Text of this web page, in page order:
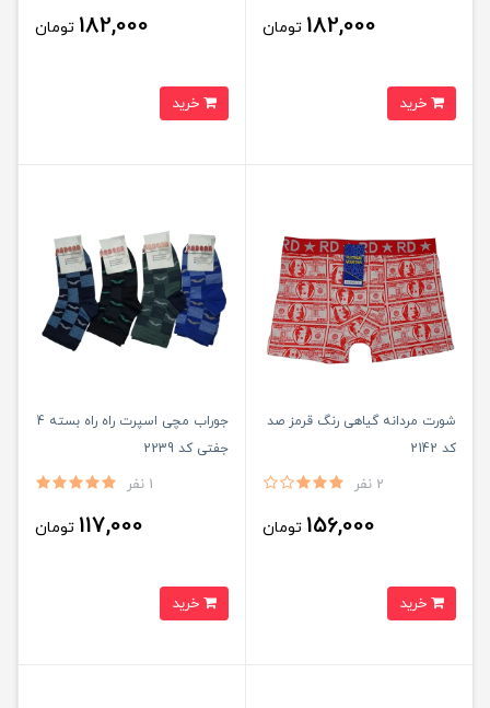
182,000 تومان 182,000 تومان
شورت مردانه گیاهی رنگ قرمز صد
کد 2142
2 نفر
156,000 تومان
جوراب مچی اسپرت راه راه بسته 4
جفتی کد 2239
1 نفر
117,000 تومان